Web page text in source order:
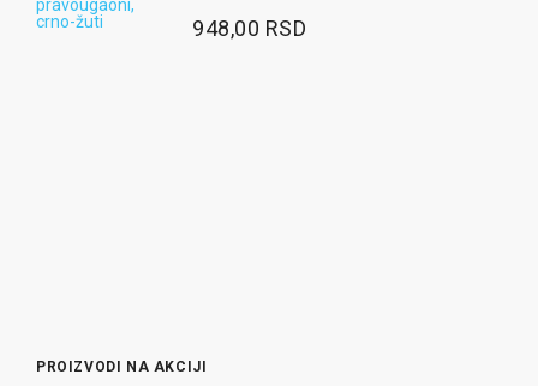
948,00 RSD
PROIZVODI NA AKCIJI